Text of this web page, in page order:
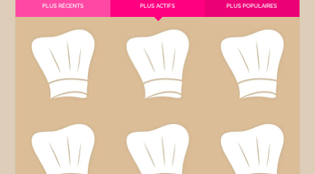
PLUS RÉCENTS PLUS ACTIFS PLUS POPULAIRES